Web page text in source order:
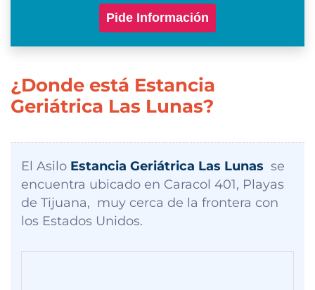
Pide Información
¿Donde está Estancia
Geriátrica Las Lunas?
El Asilo Estancia Geriátrica Las Lunas se
encuentra ubicado en Caracol 401, Playas
de Tijuana, muy cerca de la frontera con
los Estados Unidos.